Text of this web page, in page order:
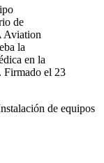
de equipos